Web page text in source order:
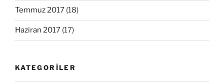
Temmuz 2017 (18)
Haziran 2017 (17)
KATEGORILER